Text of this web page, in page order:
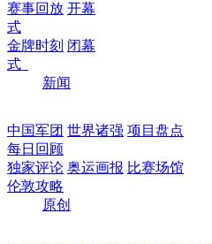
赛事回放 开幕
式
金牌时刻 闭幕
式
新闻
中国军团 世界诸强 项目盘点
每日回顾
独家评论 奥运画报 比赛场馆
伦敦攻略
原创